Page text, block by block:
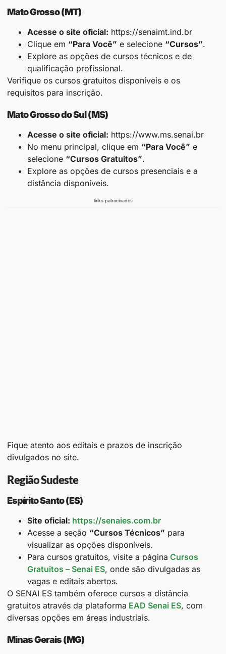
Mato Grosso (MT)
Acesse o site oficial: https://senaimt.ind.br
Clique em “Para Você” e selecione “Cursos”.
Explore as opções de cursos técnicos e de
qualificação profissional.
Verifique os cursos gratuitos disponíveis e os
requisitos para inscrição.
Mato Grosso do Sul (MS)
Acesse o site oficial: https://www.ms.senai.br
No menu principal, clique em “Para Você” e
selecione “Cursos Gratuitos”.
Explore as opções de cursos presenciais e a
distância disponíveis.
links patrocinados
Fique atento aos editais e prazos de inscrição
divulgados no site.
Região Sudeste
Espírito Santo (ES)
Site oficial: https://senaies.com.br
Acesse a seção “Cursos Técnicos” para
visualizar as opções disponíveis.
Para cursos gratuitos, visite a página Cursos
Gratuitos – Senai ES, onde são divulgadas as
vagas e editais abertos.
O SENAI ES também oferece cursos a distância
gratuitos através da plataforma EAD Senai ES, com
diversas opções em áreas industriais.
Minas Gerais (MG)